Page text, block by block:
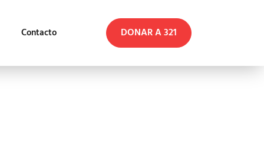
Contacto DONAR A 321